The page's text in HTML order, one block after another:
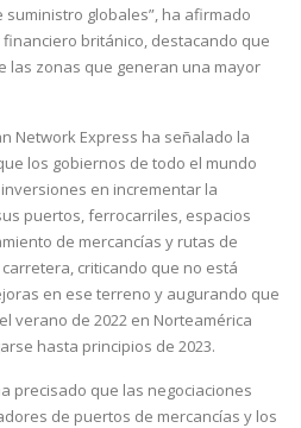
suministro globales”, ha afirmado
financiero británico, destacando que
las zonas que generan una mayor
Network Express ha señalado la
los gobiernos de todo el mundo
en incrementar la
puertos, ferrocarriles, espacios
de mercancías y rutas de
criticando que no está
en ese terreno y augurando que
verano de 2022 en Norteamérica
hasta principios de 2023.
precisado que las negociaciones
de puertos de mercancías y los